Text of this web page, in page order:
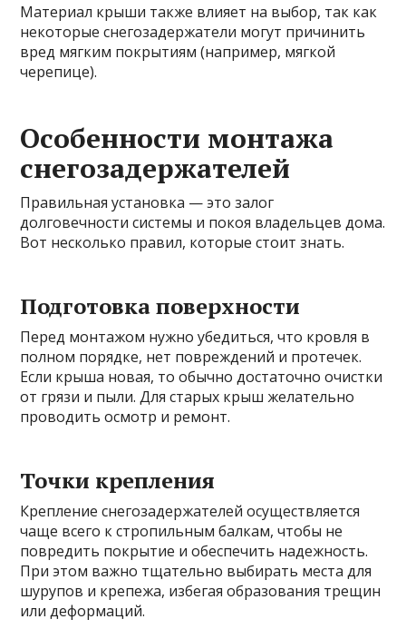
Материал крыши также влияет на выбор, так как
некоторые снегозадержатели могут причинить
вред мягким покрытиям (например, мягкой
черепице).
Особенности монтажа
снегозадержателей
Правильная установка — это залог
долговечности системы и покоя владельцев дома.
Вот несколько правил, которые стоит знать.
Подготовка поверхности
Перед монтажом нужно убедиться, что кровля в
полном порядке, нет повреждений и протечек.
Если крыша новая, то обычно достаточно очистки
от грязи и пыли. Для старых крыш желательно
проводить осмотр и ремонт.
Точки крепления
Крепление снегозадержателей осуществляется
чаще всего к стропильным балкам, чтобы не
повредить покрытие и обеспечить надежность.
При этом важно тщательно выбирать места для
шурупов и крепежа, избегая образования трещин
или деформаций.